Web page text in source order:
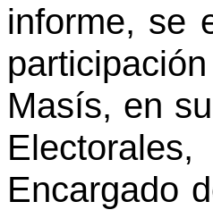
informe, se
Masís, en
Encargado